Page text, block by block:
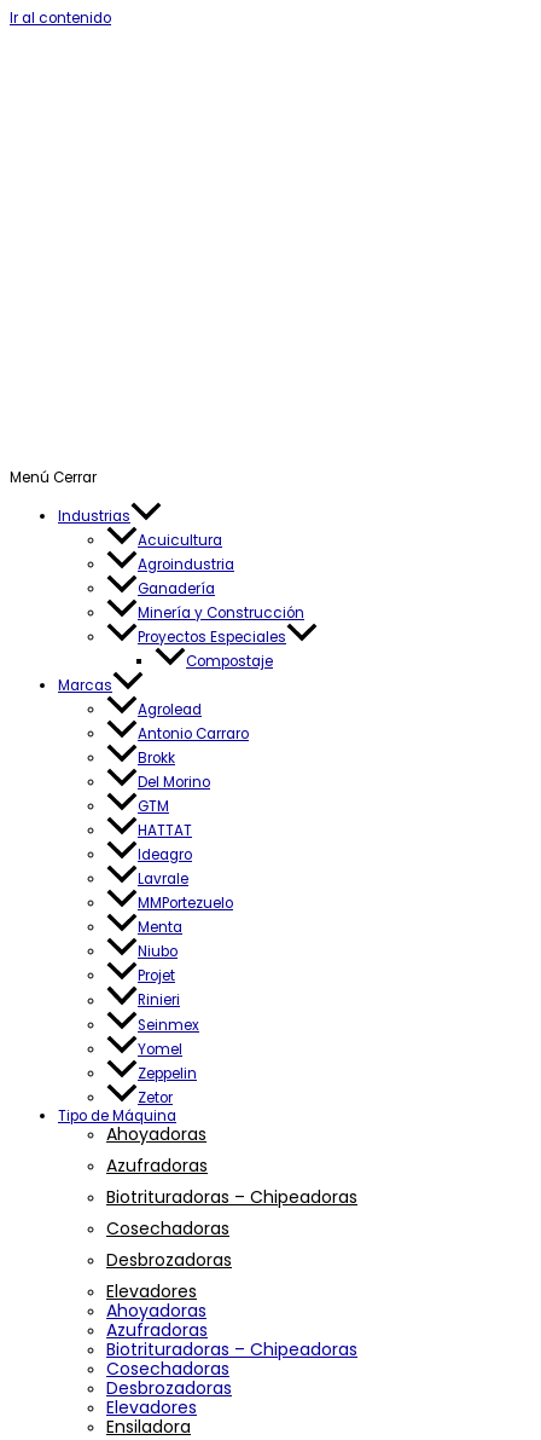
Ir al contenido
Menú Cerrar
Industrias
Acuicultura
Agroindustria
Ganadería
Minería y Construcción
Proyectos Especiales
Compostaje
Marcas
Agrolead
Antonio Carraro
Brokk
Del Morino
GTM
HATTAT
Ideagro
Lavrale
MMPortezuelo
Menta
Niubo
Projet
Rinieri
Seinmex
Yomel
Zeppelin
Zetor
Tipo de Máquina
Ahoyadoras
Azufradoras
Biotrituradoras – Chipeadoras
Cosechadoras
Desbrozadoras
Elevadores
Ahoyadoras
Azufradoras
Biotrituradoras – Chipeadoras
Cosechadoras
Desbrozadoras
Elevadores
Ensiladora